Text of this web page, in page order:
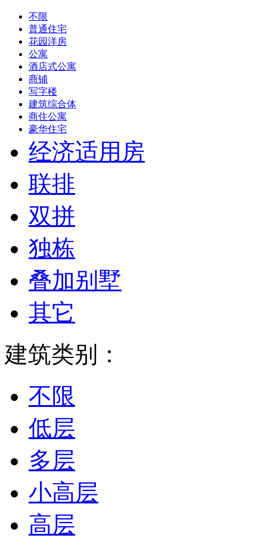
不限
普通住宅
花园洋房
公寓
酒店式公寓
商铺
写字楼
建筑综合体
商住公寓
豪华住宅
经济适用房
联排
双拼
独栋
叠加别墅
其它
建筑类别：
不限
低层
多层
小高层
高层